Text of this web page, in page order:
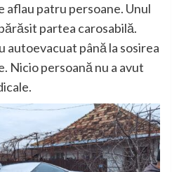
aflau patru persoane. Unul
partea carosabilă.
autoevacuat până la sosirea
Nicio persoană nu a avut